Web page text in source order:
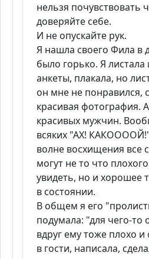
нельзя почувствовать
доверяйте себе.
И не опускайте рук.
Я нашла своего Фила в
было горько. Я листала
анкеты, плакала, но
он мне не понравился,
красивая фотография.
красивых мужчин.
всяких "АХ!
волне восхищения все
могут не то что
увидеть, но и хорошее
в состоянии.
В общем я его
подумала: "для чего-
вдруг ему тоже плохо
в гости, написала,